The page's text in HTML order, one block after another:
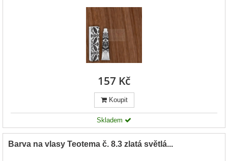
157 Kč
Koupit
Skladem
Barva na vlasy Teotema č. 8.3 zlatá světlá...